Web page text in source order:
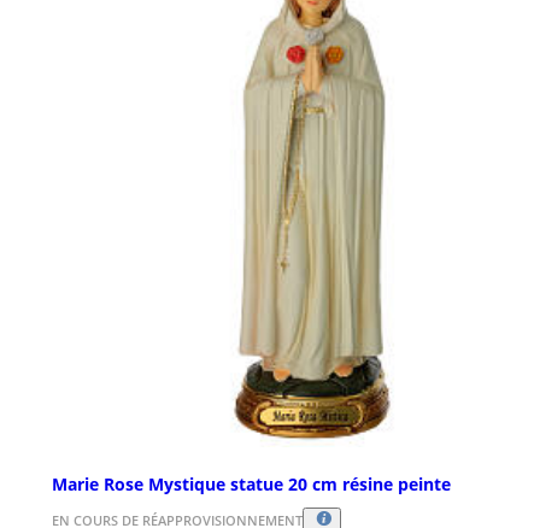
Marie Rose Mystique statue 20 cm résine peinte
EN COURS DE RÉAPPROVISIONNEMENT